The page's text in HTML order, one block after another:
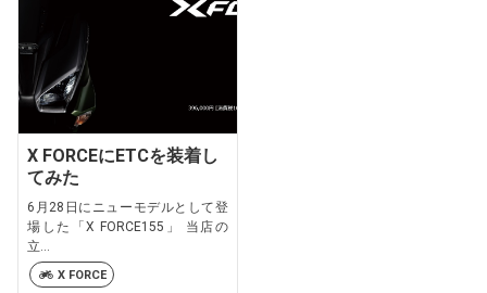
X FORCEにETCを装着し
てみた
6月28日にニューモデルとして登
場した「X FORCE155」 当店の
立...
X FORCE